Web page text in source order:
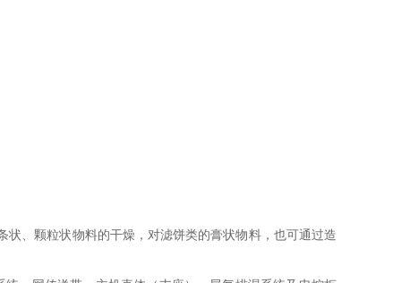
、颗粒状物料的干燥，对滤饼类的膏状物料，也可通过造